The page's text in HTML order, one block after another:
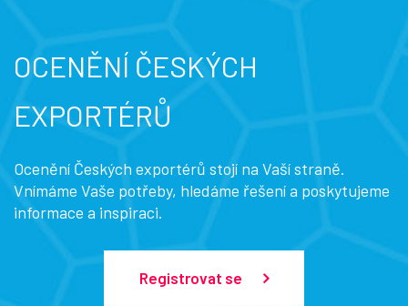
OCENĚNÍ ČESKÝCH
EXPORTÉRŮ
Ocenění Českých exportérů stojí na Vaší straně.
Vnímáme Vaše potřeby, hledáme řešení a poskytujeme
informace a inspiraci.
Registrovat se